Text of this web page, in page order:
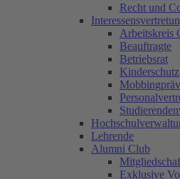
Recht und
Arbeitskreis
Beauftragte
Betriebsrat
Kinderschutz
Lehrende
Alumni Club
Exklusive